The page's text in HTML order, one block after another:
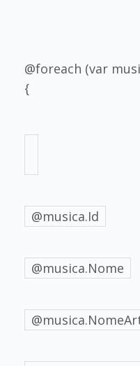
@foreach (var
{
@musica.Id
@musica.Nome